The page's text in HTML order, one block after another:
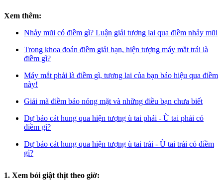
Xem thêm:
Nhảy mũi có điềm gì? Luận giải tương lai qua điềm nhảy mũi
Trong khoa đoán điềm giải hạn, hiện tượng máy mắt trái là
điềm gì?
Máy mắt phải là điềm gì, tương lai của bạn báo hiệu qua điềm
này!
Giải mã điềm báo nóng mặt và những điều bạn chưa biết
Dự báo cát hung qua hiện tượng ù tai phải - Ù tai phải có
điềm gì?
Dự báo cát hung qua hiện tượng ù tai trái - Ù tai trái có điềm
gì?
1. Xem bói giật thịt theo giờ: